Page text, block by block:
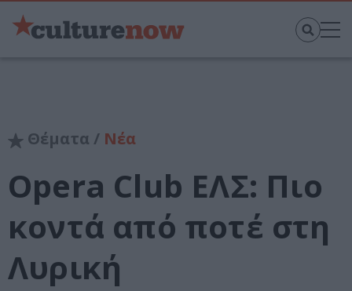
Θέματα / Νέα
Opera Club ΕΛΣ: Πιο
κοντά από ποτέ στη
Λυρική